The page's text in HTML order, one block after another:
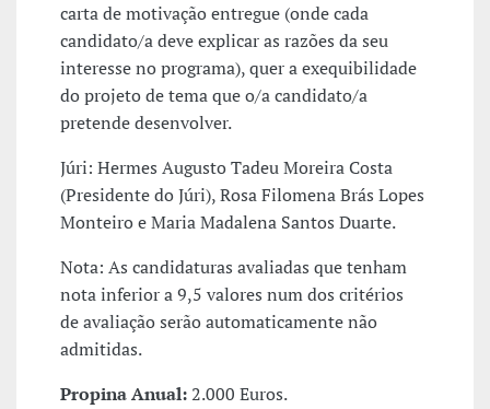
carta de motivação entregue (onde cada
candidato/a deve explicar as razões da seu
interesse no programa), quer a exequibilidade
do projeto de tema que o/a candidato/a
pretende desenvolver.
Júri: Hermes Augusto Tadeu Moreira Costa
(Presidente do Júri), Rosa Filomena Brás Lopes
Monteiro e Maria Madalena Santos Duarte.
Nota: As candidaturas avaliadas que tenham
nota inferior a 9,5 valores num dos critérios
de avaliação serão automaticamente não
admitidas.
Propina Anual:2.000 Euros.